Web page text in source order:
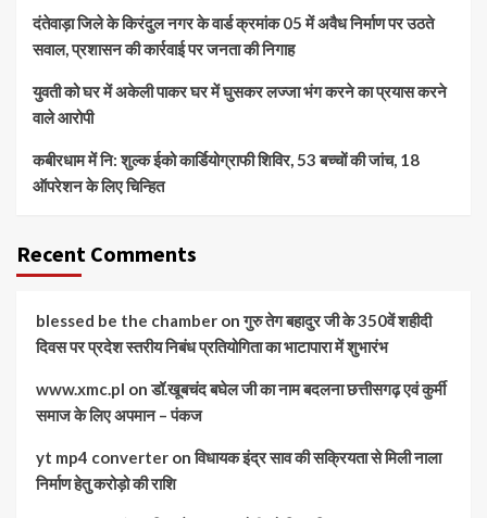
दंतेवाड़ा जिले के किरंदुल नगर के वार्ड क्रमांक 05 में अवैध निर्माण पर उठते
सवाल, प्रशासन की कार्रवाई पर जनता की निगाह
युवती को घर में अकेली पाकर घर में घुसकर लज्जा भंग करने का प्रयास करने
वाले आरोपी
कबीरधाम में नि: शुल्क ईको कार्डियोग्राफी शिविर, 53 बच्चों की जांच, 18
ऑपरेशन के लिए चिन्हित
Recent Comments
blessed be the chamber onगुरु तेग बहादुर जी के 350वें शहीदी
दिवस पर प्रदेश स्तरीय निबंध प्रतियोगिता का भाटापारा में शुभारंभ
www.xmc.pl onडॉ.खूबचंद बघेल जी का नाम बदलना छत्तीसगढ़ एवं कुर्मी
समाज के लिए अपमान – पंकज
yt mp4 converter onविधायक इंद्र साव की सक्रियता से मिली नाला
निर्माण हेतु करोड़ो की राशि